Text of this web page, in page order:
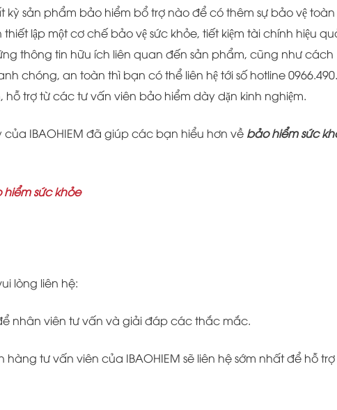
sản phẩm bảo hiểm bổ trợ nào để có thêm sự bảo vệ toàn
lập một cơ chế bảo vệ sức khỏe, tiết kiệm tài chính hiệu
thông tin hữu ích liên quan đến sản phẩm, cũng như cách
chóng, an toàn thì bạn có thể liên hệ tới số hotline
hỗ trợ từ các tư vấn viên bảo hiểm dày dặn kinh nghiệm.
IBAOHIEM đã giúp các bạn hiểu hơn về bảo hiểm sức
hiểm sức khỏe
lòng liên hệ:
để nhân viên tư vấn và giải đáp các thắc mắc.
tư vấn viên của IBAOHIEM sẽ liên hệ sớm nhất để hỗ trợ